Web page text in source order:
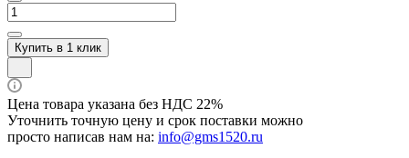
Купить в 1 клик
Цена товара указана без НДС 22%
Уточнить точную цену и срок поставки можно
просто написав нам на: info@gms1520.ru